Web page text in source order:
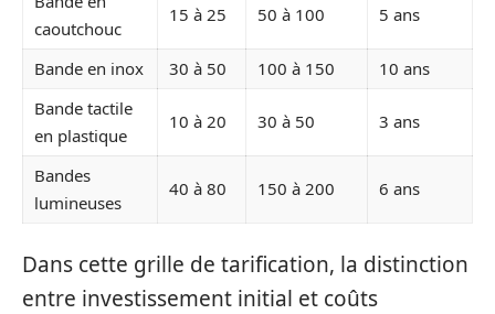
caoutchouc
15 à 25 50 à 100 5 ans
Bande en inox 30 à 50 100 à 150
10 ans
Bande tactile
en plastique
10 à 20 30 à 50 3 ans
Bandes
lumineuses
40 à 80 150 à 200 6 ans
Dans cette grille de tarification, la distinction
entre investissement initial et coûts